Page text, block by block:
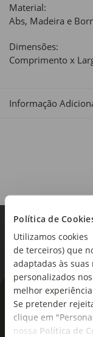
Política de
Utilizamos
de terceiros) que
adaptadas às
personalizados
melhor
Se pretender
clique em
nossa Política de
Material:
Abs, Madeira e
Dimensões:
Comprimento x
Informação
As
seu e-mail!